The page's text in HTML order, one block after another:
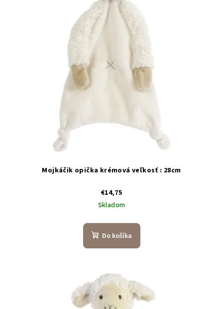
Mojkáčik opička krémová veľkosť : 28cm
€14,75
Skladom
Do košíka